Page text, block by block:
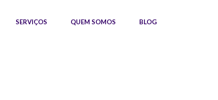
SERVIÇOS QUEM SOMOS BLOG